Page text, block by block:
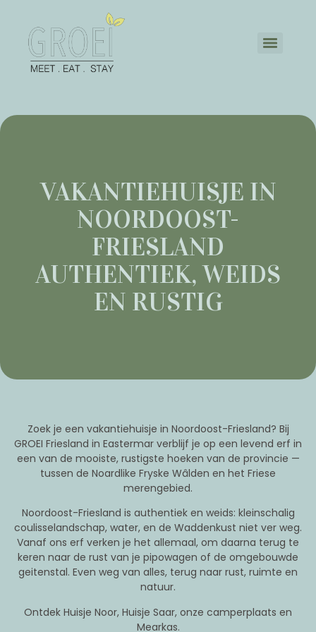
VAKANTIEHUISJE IN
NOORDOOST-
FRIESLAND
AUTHENTIEK, WEIDS
EN RUSTIG
Zoek je een vakantiehuisje in Noordoost-Friesland? Bij
GROEI Friesland in Eastermar verblijf je op een levend erf in
een van de mooiste, rustigste hoeken van de provincie —
tussen de Noardlike Fryske Wâlden en het Friese
merengebied.
Noordoost-Friesland is authentiek en weids: kleinschalig
coulisselandschap, water, en de Waddenkust niet ver weg.
Vanaf ons erf verken je het allemaal, om daarna terug te
keren naar de rust van je pipowagen of de omgebouwde
geitenstal. Even weg van alles, terug naar rust, ruimte en
natuur.
Ontdek Huisje Noor, Huisje Saar, onze camperplaats en
Mearkas.